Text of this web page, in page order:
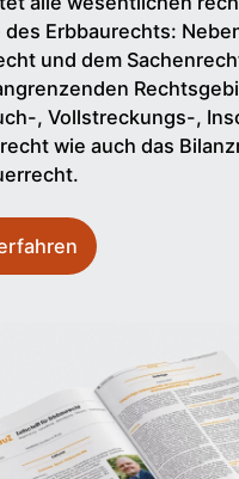
des Erbbaurechts:
und dem
, Vollstreckungs-,
wie auch das